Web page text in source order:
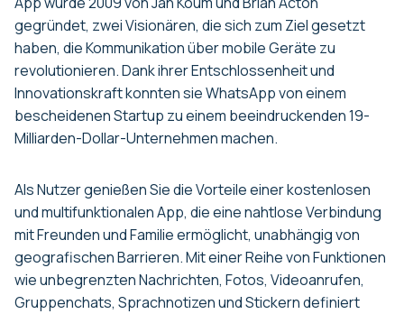
gegründet, zwei Visionären, die sich zum Ziel gesetzt
haben, die Kommunikation über mobile Geräte zu
revolutionieren. Dank ihrer Entschlossenheit und
Innovationskraft konnten sie WhatsApp von einem
bescheidenen Startup zu einem beeindruckenden 19-
Milliarden-Dollar-Unternehmen machen.
Als Nutzer genießen Sie die Vorteile einer kostenlosen
und multifunktionalen App, die eine nahtlose Verbindung
mit Freunden und Familie ermöglicht, unabhängig von
geografischen Barrieren. Mit einer Reihe von Funktionen
wie unbegrenzten Nachrichten, Fotos, Videoanrufen,
Gruppenchats, Sprachnotizen und Stickern definiert